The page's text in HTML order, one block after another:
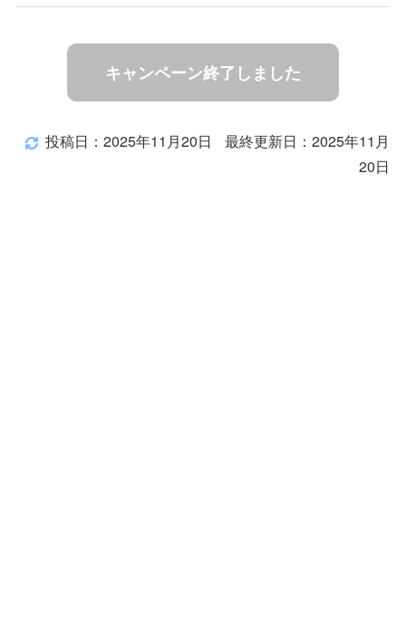
キャンペーン終了しました
投稿日：2025年11月20日
最終更新日：2025年11月
20日